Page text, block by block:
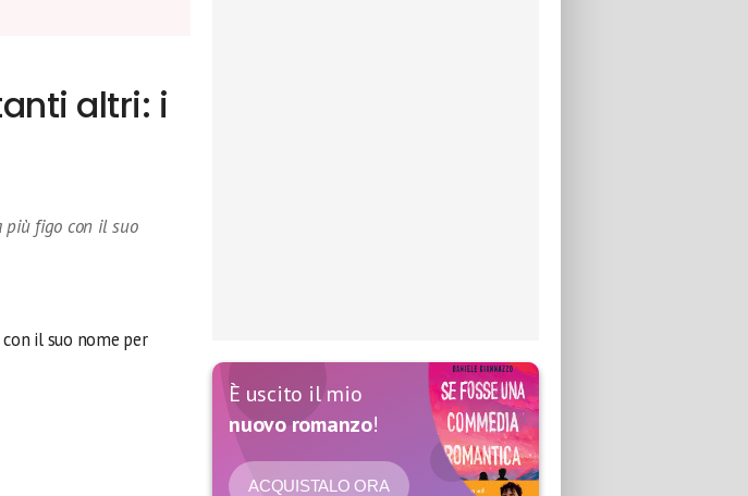
altri: i
più figo con il suo
il suo nome per
È uscito il mio
nuovo romanzo!
ACQUISTALO ORA